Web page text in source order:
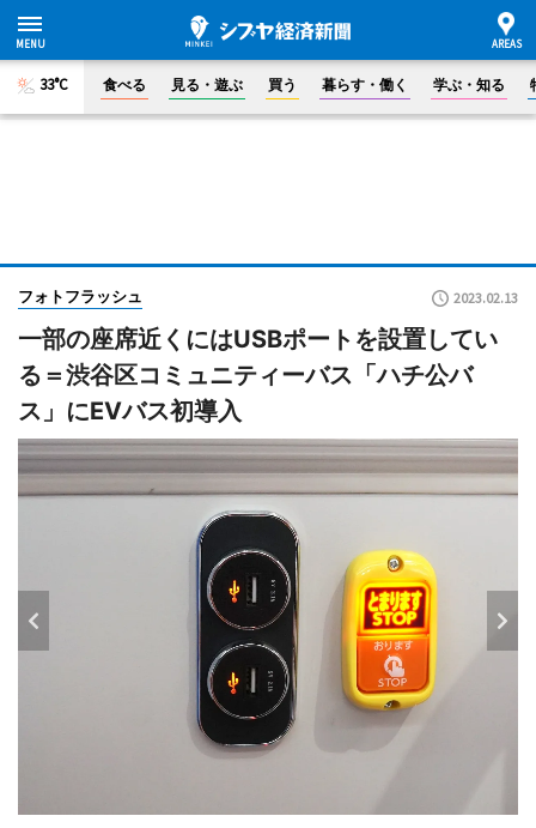
33°C 食べる 見る・遊ぶ 買う 暮らす・働く 学ぶ・知る
フォトフラッシュ 2023.02.13
一部の座席近くにはUSBポートを設置してい
る＝渋谷区コミュニティーバス「ハチ公バ
ス」にEVバス初導入